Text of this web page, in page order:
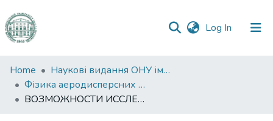
Log In (current)
Communities
&
Collections
Home
Наукові видання ОНУ імені І. І. Мечникова
Фізика аеродисперсних систем
ВОЗМОЖНОСТИ ИССЛЕДОВАНИЯ ВЫСОКОТЕМПЕРАТУРНЫХ СИСТЕМ ПО АБСОЛЮТНЫМ ИНТЕНСИВНОСТЯМ СВЕТОВЫХ ПОТОКОВ